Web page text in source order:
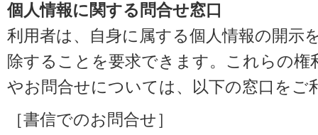
個人情報に関する問合せ窓口
利用者は、自身に属する個人情報の開示
除することを要求できます。これらの権
やお問合せについては、以下の窓口をご
［書信でのお問合せ］